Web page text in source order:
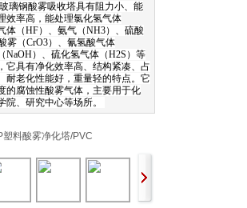
璃钢酸雾吸收塔具有阻力小、能
效率高，能处理氯化氢气体
体（HF）、氨气（NH3）、硫酸
雾（CrO3）、氰氢酸气体
NaOH）、硫化氢气体（H2S）等
它具有净化效率高、结构紧凑、占
耐老化性能好，重量轻的特点。它
的腐蚀性酸雾气体，主要用于化
院、研究中心等场所。